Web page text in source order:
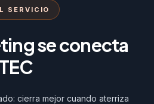
SERVICIO
se conecta
cierra mejor cuando aterriza